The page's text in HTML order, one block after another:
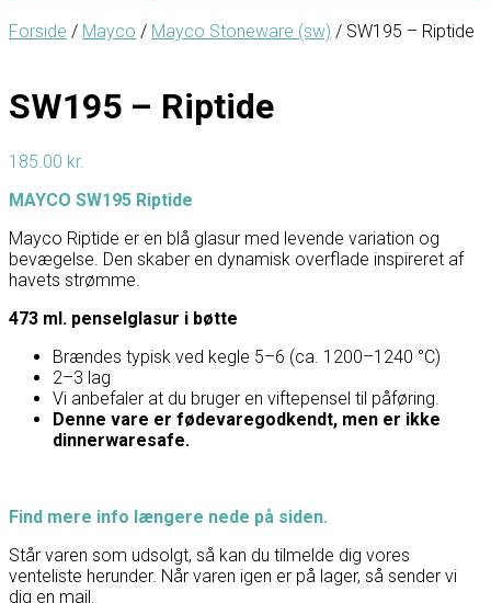
Forside / Mayco / Mayco Stoneware (sw) / SW195 – Riptide
SW195 – Riptide
185.00 kr.
MAYCO SW195 Riptide
Mayco Riptide er en blå glasur med levende variation og
bevægelse. Den skaber en dynamisk overflade inspireret af
havets strømme.
473 ml. penselglasur i bøtte
Brændes typisk ved kegle 5–6 (ca. 1200–1240 °C)
2–3 lag
Vi anbefaler at du bruger en viftepensel til påføring.
Denne vare er fødevaregodkendt, men er ikke
dinnerwaresafe.
Find mere info længere nede på siden.
Står varen som udsolgt, så kan du tilmelde dig vores
venteliste herunder. Når varen igen er på lager, så sender vi
dig en mail.